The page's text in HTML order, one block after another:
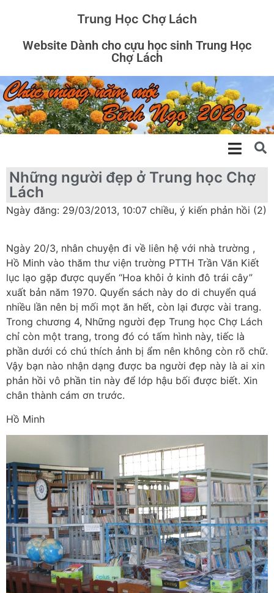
Trung Học Chợ Lách
Website Dành cho cựu học sinh Trung Học
Chợ Lách
Những người đẹp ở Trung học Chợ
Lách
Ngày đăng: 29/03/2013, 10:07 chiều, ý kiến phản hồi (2)
Ngày 20/3, nhân chuyện đi về liên hệ với nhà trường ,
Hồ Minh vào thăm thư viện trường PTTH Trần Văn Kiết
lục lạo gặp được quyển “Hoa khôi ở kinh đô trái cây”
xuất bản năm 1970. Quyển sách này do di chuyển quá
nhiều lần nên bị mối mọt ăn hết, còn lại được vài trang.
Trong chương 4, Những người đẹp Trung học Chợ Lách
chỉ còn một trang, trong đó có tấm hình này, tiếc là
phần dưới có chú thích ảnh bị ẩm nên không còn rõ chữ.
Vậy bạn nào nhận dạng được ba người đẹp này là ai xin
phản hồi vô phần tin này để lớp hậu bối được biết. Xin
chân thành cám ơn trước.
Hồ Minh